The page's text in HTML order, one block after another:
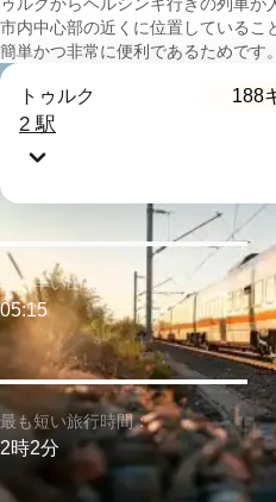
市内中心部の近くに位置しているこ
簡単かつ非常に便利であるためです。
トゥルク 188
2 駅
最も短い旅行時間：
2時2分
最も早い出発：
05:15